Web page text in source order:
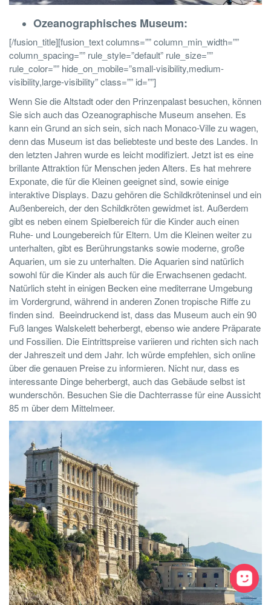
Ozeanographisches Museum:
[/fusion_title][fusion_text columns=”” column_min_width=””
column_spacing=”” rule_style=”default” rule_size=””
rule_color=”” hide_on_mobile=”small-visibility,medium-
visibility,large-visibility” class=”” id=””]
Wenn Sie die Altstadt oder den Prinzenpalast besuchen, können
Sie sich auch das Ozeanographische Museum ansehen. Es
kann ein Grund an sich sein, sich nach Monaco-Ville zu wagen,
denn das Museum ist das beliebteste und beste des Landes. In
den letzten Jahren wurde es leicht modifiziert. Jetzt ist es eine
brillante Attraktion für Menschen jeden Alters. Es hat mehrere
Exponate, die für die Kleinen geeignet sind, sowie einige
interaktive Displays. Dazu gehören die Schildkröteninsel und ein
Außenbereich, der den Schildkröten gewidmet ist. Außerdem
gibt es neben einem Spielbereich für die Kinder auch einen
Ruhe- und Loungebereich für Eltern. Um die Kleinen weiter zu
unterhalten, gibt es Berührungstanks sowie moderne, große
Aquarien, um sie zu unterhalten. Die Aquarien sind natürlich
sowohl für die Kinder als auch für die Erwachsenen gedacht.
Natürlich steht in einigen Becken eine mediterrane Umgebung
im Vordergrund, während in anderen Zonen tropische Riffe zu
finden sind. Beeindruckend ist, dass das Museum auch ein 90
Fuß langes Walskelett beherbergt, ebenso wie andere Präparate
und Fossilien. Die Eintrittspreise variieren und richten sich nach
der Jahreszeit und dem Jahr. Ich würde empfehlen, sich online
über die genauen Preise zu informieren. Nicht nur, dass es
interessante Dinge beherbergt, auch das Gebäude selbst ist
wunderschön. Besuchen Sie die Dachterrasse für eine Aussicht
85 m über dem Mittelmeer.